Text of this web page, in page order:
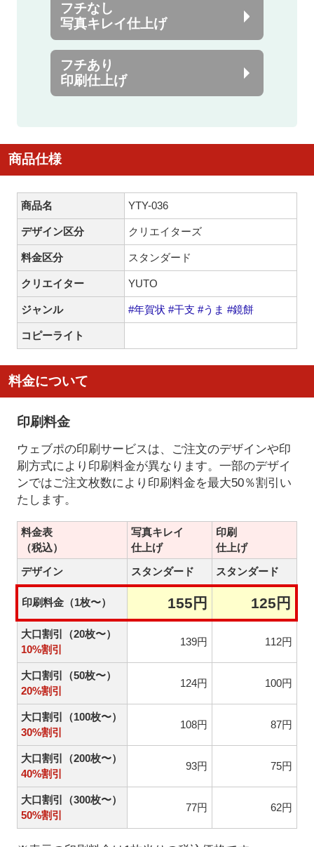
フチなし
写真キレイ仕上げ
フチあり
印刷仕上げ
商品仕様
商品名 YTY-036
デザイン区分 クリエイターズ
料金区分 スタンダード
クリエイター YUTO
ジャンル #年賀状 #干支 #うま #鏡餅
コピーライト
料金について
印刷料金
ウェブポの印刷サービスは、ご注文のデザインや印
刷方式により印刷料金が異なります。一部のデザイ
ンではご注文枚数により印刷料金を最大50％割引い
たします。
料金表
（税込）
写真キレイ
仕上げ
印刷
仕上げ
デザイン
スタンダード スタンダード
印刷料金（1枚〜） 155円 125円
大口割引（20枚〜）
10%割引
139円 112円
大口割引（50枚〜）
20%割引
124円 100円
大口割引（100枚〜）
30%割引
108円 87円
大口割引（200枚〜）
40%割引
93円 75円
大口割引（300枚〜）
50%割引
77円 62円